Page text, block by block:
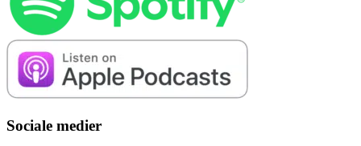
Sociale medier